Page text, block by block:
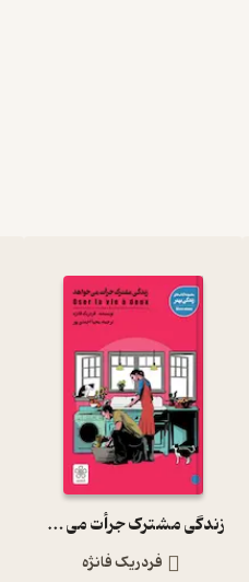
زندگی مشترک جرأت می خواهد
فردریک فانژه